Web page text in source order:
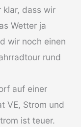
klar, dass wir
Wetter ja
wir noch einen
rund
auf einer
VE, Strom und
ist teuer.